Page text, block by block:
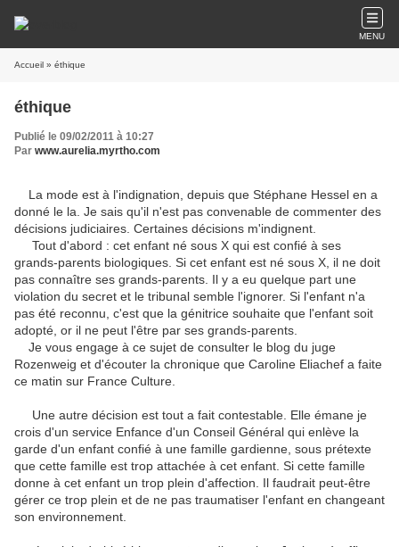
MENU
Accueil » éthique
éthique
Publié le 09/02/2011 à 10:27
Par www.aurelia.myrtho.com
La mode est à l'indignation, depuis que Stéphane Hessel en a
donné le la. Je sais qu'il n'est pas convenable de commenter des
décisions judiciaires. Certaines décisions m'indignent.
Tout d'abord : cet enfant né sous X qui est confié à ses
grands-parents biologiques. Si cet enfant est né sous X, il ne doit
pas connaître ses grands-parents. Il y a eu quelque part une
violation du secret et le tribunal semble l'ignorer. Si l'enfant n'a
pas été reconnu, c'est que la génitrice souhaite que l'enfant soit
adopté, or il ne peut l'être par ses grands-parents.
Je vous engage à ce sujet de consulter le blog du juge
Rozenweig et d'écouter la chronique que Caroline Eliachef a faite
ce matin sur France Culture.
Une autre décision est tout a fait contestable. Elle émane je
crois d'un service Enfance d'un Conseil Général qui enlève la
garde d'un enfant confié à une famille gardienne, sous prétexte
que cette famille est trop attachée à cet enfant. Si cette famille
donne à cet enfant un trop plein d'affection. Il faudrait peut-être
gérer ce trop plein et de ne pas traumatiser l'enfant en changeant
son environnement.